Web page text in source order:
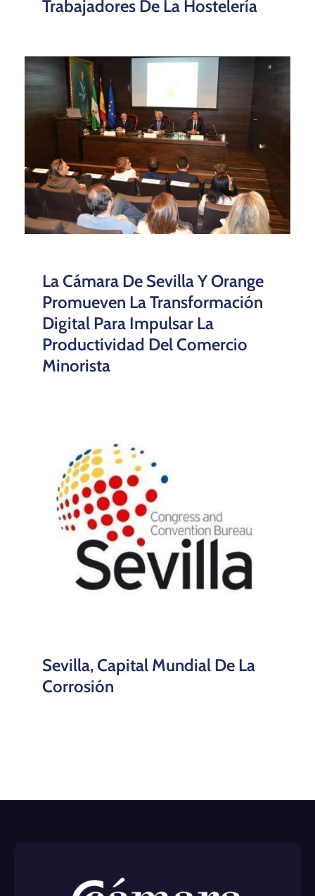
Trabajadores De La Hostelería
La Cámara De Sevilla Y Orange
Promueven La Transformación
Digital Para Impulsar La
Productividad Del Comercio
Minorista
Sevilla, Capital Mundial De La
Corrosión